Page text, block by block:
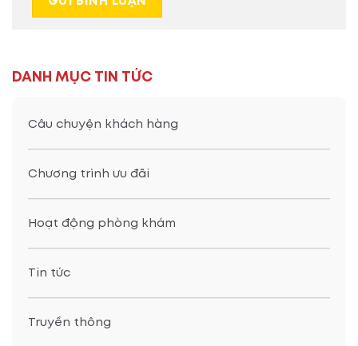
DANH MỤC TIN TỨC
Câu chuyện khách hàng
Chương trình ưu đãi
Hoạt động phòng khám
Tin tức
Truyền thông